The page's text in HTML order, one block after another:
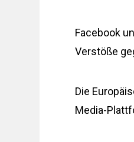
Facebook
Verstöße
Die
Media-